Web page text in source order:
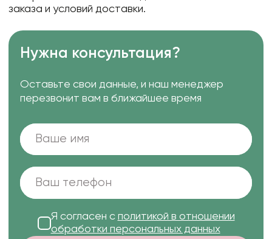
заказа и условий доставки.
Нужна консультация?
Оставьте свои данные, и наш менеджер
перезвонит вам в ближайшее время
Я согласен с политикой в отношении
обработки персональных данных